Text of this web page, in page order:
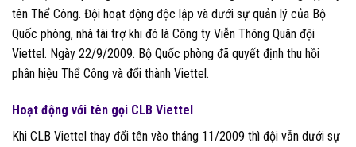
tên Thể Công. Đội hoạt động độc lập và dưới sự quản lý của Bộ
Quốc phòng, nhà tài trợ khi đó là Công ty Viễn Thông Quân đội
Viettel. Ngày 22/9/2009. Bộ Quốc phòng đã quyết định thu hồi
phân hiệu Thể Công và đổi thành Viettel.
Hoạt động với tên gọi CLB Viettel
Khi CLB Viettel thay đổi tên vào tháng 11/2009 thì đội vẫn dưới sự